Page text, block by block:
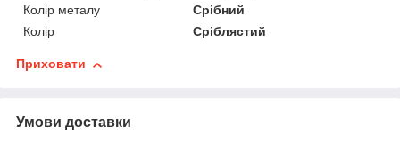
Колір металу
Срібний
Колір
Сріблястий
Приховати
Умови доставки